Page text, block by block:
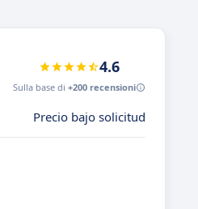
4.6
Sulla base di +200 recensioni
Precio bajo solicitud